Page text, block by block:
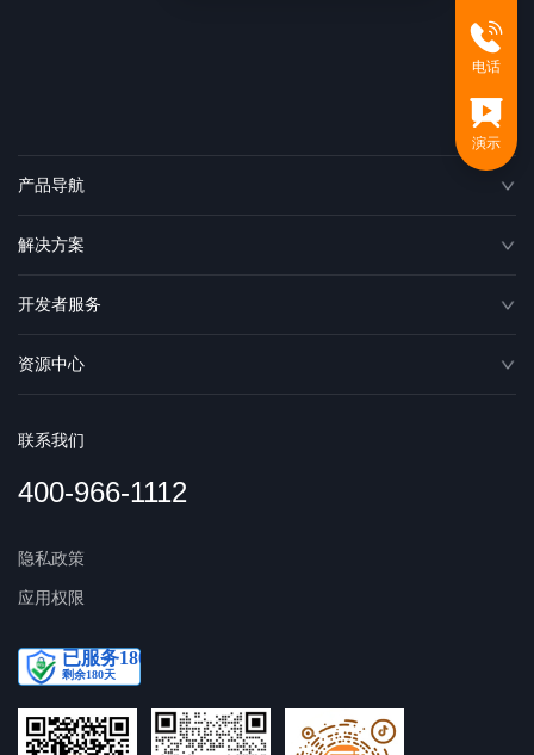
产品导航
解决方案
开发者服务
资源中心
联系我们
400-966-1112
隐私政策
应用权限
电话
演示